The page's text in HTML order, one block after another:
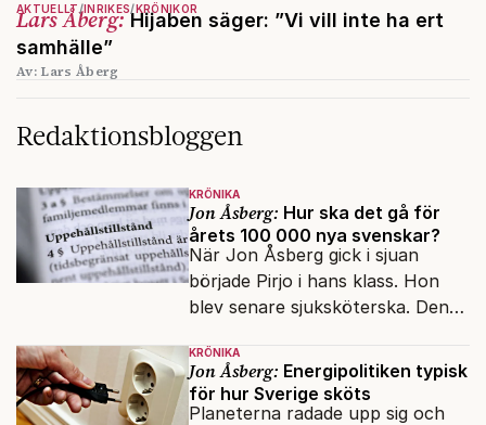
Lars Åberg:Hijaben säger: ”Vi vill inte ha ert
samhälle”
AKTUELLT INRIKES KRÖNIKOR
Av: Lars Åberg
Redaktionsbloggen
KRÖNIKA
Jon Åsberg: Hur ska det gå för
årets 100 000 nya svenskar?
När Jon Åsberg gick i sjuan
började Pirjo i hans klass. Hon
blev senare sjuksköterska. Den
för många av dagens nya
svenskar.
KRÖNIKA
Jon Åsberg: Energipolitiken typisk
för hur Sverige sköts
Planeterna radade upp sig och